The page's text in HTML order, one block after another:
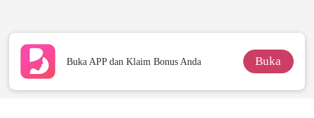
Buka APP dan Klaim Bonus Anda Buka